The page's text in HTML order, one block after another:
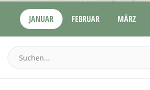
JANUAR FEBRUAR MÄRZ